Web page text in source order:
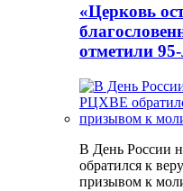
«Церковь
отметили
В День России
обратился к
призывом к